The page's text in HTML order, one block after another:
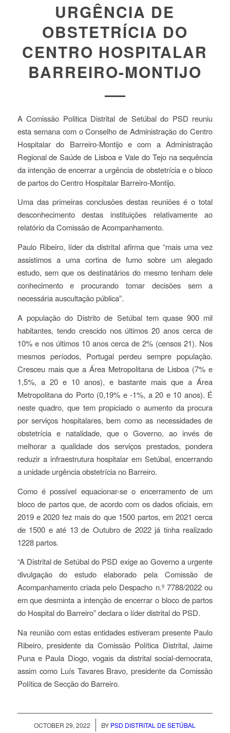
URGÊNCIA DE
OBSTETRÍCIA DO
CENTRO HOSPITALAR
BARREIRO-MONTIJO
A Comissão Politica Distrital de Setúbal do PSD reuniu
esta semana com o Conselho de Administração do Centro
Hospitalar do Barreiro-Montijo e com a Administração
Regional de Saúde de Lisboa e Vale do Tejo na sequência
da intenção de encerrar a urgência de obstetrícia e o bloco
de partos do Centro Hospitalar Barreiro-Montijo.
Uma das primeiras conclusões destas reuniões é o total
desconhecimento destas instituições relativamente ao
relatório da Comissão de Acompanhamento.
Paulo Ribeiro, líder da distrital afirma que “mais uma vez
assistimos a uma cortina de fumo sobre um alegado
estudo, sem que os destinatários do mesmo tenham dele
conhecimento e procurando tomar decisões sem a
necessária auscultação pública”.
A população do Distrito de Setúbal tem quase 900 mil
habitantes, tendo crescido nos últimos 20 anos cerca de
10% e nos últimos 10 anos cerca de 2% (censos 21). Nos
mesmos períodos, Portugal perdeu sempre população.
Cresceu mais que a Área Metropolitana de Lisboa (7% e
1,5%, a 20 e 10 anos), e bastante mais que a Área
Metropolitana do Porto (0,19% e -1%, a 20 e 10 anos). É
neste quadro, que tem propiciado o aumento da procura
por serviços hospitalares, bem como as necessidades de
obstetrícia e natalidade, que o Governo, ao invés de
melhorar a qualidade dos serviços prestados, pondera
reduzir a infraestrutura hospitalar em Setúbal, encerrando
a unidade urgência obstetrícia no Barreiro.
Como é possível equacionar-se o encerramento de um
bloco de partos que, de acordo com os dados oficiais, em
2019 e 2020 fez mais do que 1500 partos, em 2021 cerca
de 1500 e até 13 de Outubro de 2022 já tinha realizado
1228 partos.
“A Distrital de Setúbal do PSD exige ao Governo a urgente
divulgação do estudo elaborado pela Comissão de
Acompanhamento criada pelo Despacho n.º 7788/2022 ou
em que desminta a intenção de encerrar o bloco de partos
do Hospital do Barreiro” declara o líder distrital do PSD.
Na reunião com estas entidades estiveram presente Paulo
Ribeiro, presidente da Comissão Política Distrital, Jaime
Puna e Paula Diogo, vogais da distrital social-democrata,
assim como Luís Tavares Bravo, presidente da Comissão
Política de Secção do Barreiro.
OCTOBER 29, 2022
/ BY PSD DISTRITAL DE SETÚBAL